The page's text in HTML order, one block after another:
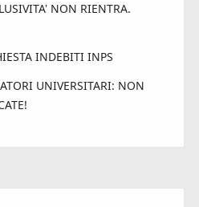
NON RIENTRA.
INDEBITI INPS
UNIVERSITARI: NON